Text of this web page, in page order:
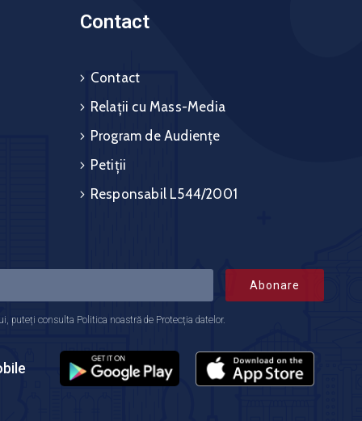
Contact
Contact
Relații cu Mass-Media
Program de Audiențe
Petiții
Responsabil L544/2001
Abonare
puteți consulta Politica noastră de Protecția datelor.